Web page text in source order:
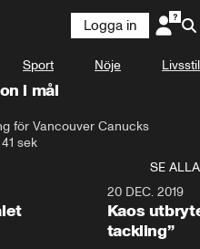
Logga in
Sport Nöje Livsstil
i mål
för Vancouver Canucks
41 sek
SE ALLA
20 DEC. 2019
Kaos
tackling”